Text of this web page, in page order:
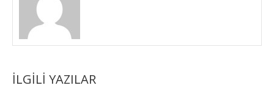
İLGILI YAZILAR